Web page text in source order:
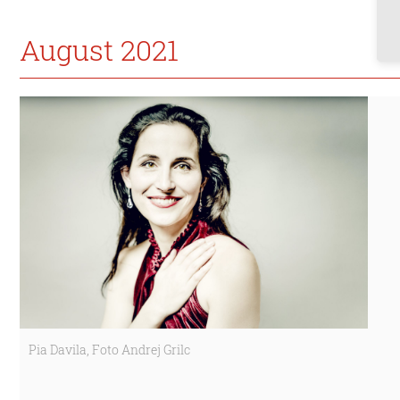
August 2021
Pia Davila, Foto Andrej Grilc